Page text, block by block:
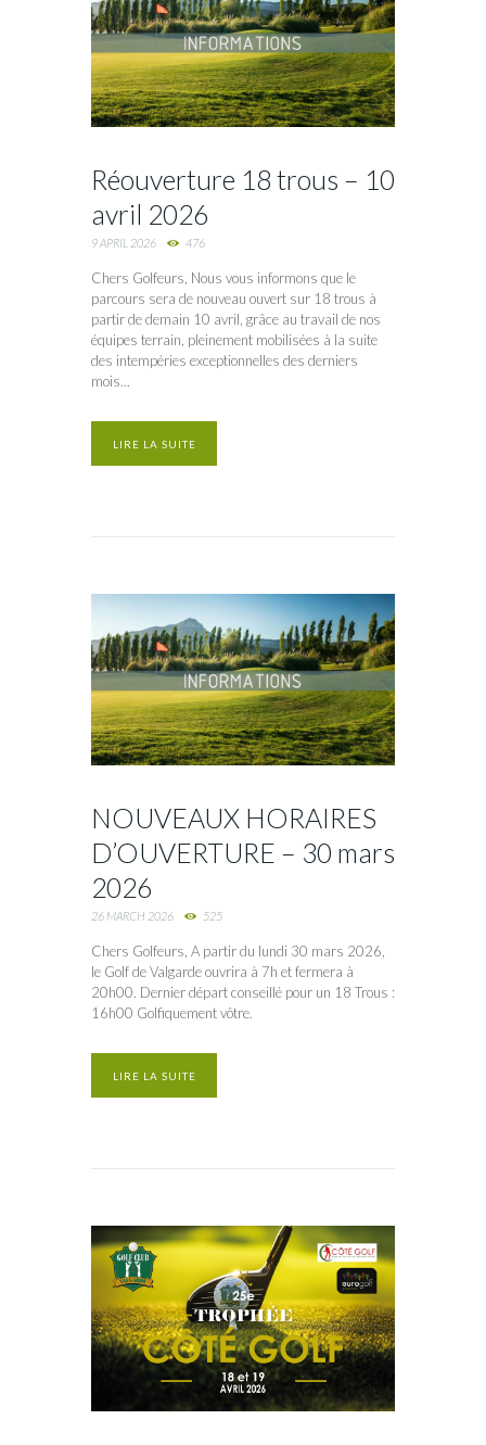
Réouverture 18 trous – 10
avril 2026
9 APRIL 2026 476
Chers Golfeurs, Nous vous informons que le
parcours sera de nouveau ouvert sur 18 trous à
partir de demain 10 avril, grâce au travail de nos
équipes terrain, pleinement mobilisées à la suite
des intempéries exceptionnelles des derniers
mois...
LIRE LA SUITE
NOUVEAUX HORAIRES
D’OUVERTURE – 30 mars
2026
26 MARCH 2026 525
Chers Golfeurs, A partir du lundi 30 mars 2026,
le Golf de Valgarde ouvrira à 7h et fermera à
20h00. Dernier départ conseillé pour un 18 Trous :
16h00 Golfiquement vôtre.
LIRE LA SUITE